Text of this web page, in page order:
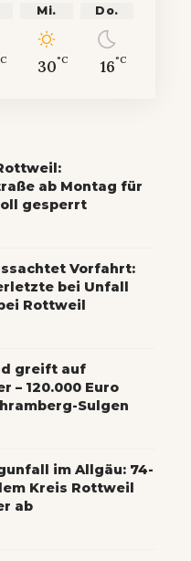
Mi.
30°C
Do.
16°C
ab Montag für
gesperrt
Vorfahrt:
bei Unfall
Rottweil
greift auf
– 120.000 Euro
Sulgen
im Allgäu: 74-
Kreis Rottweil
ab